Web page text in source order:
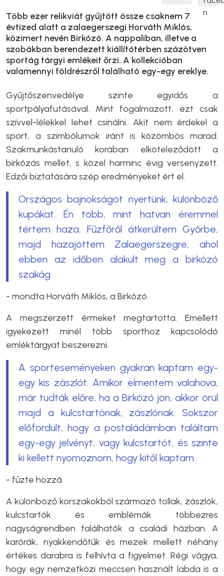
Több ezer relikviát gyűjtött össze csaknem 7
évtized alatt a zalaegerszegi Horváth Miklós,
közimert nevén Birkózó. A nappaliban, illetve a
szobákban berendezett kiállítótérben százötven
sportág tárgyi emlékeit őrzi. A kollekcióban
valamennyi földrészről található egy-egy ereklye.
Gyűjtőszenvedélye szinte egyidős a
sportpályafutásával. Mint fogalmazott, ezt csak
szívvel-lélekkel lehet csinálni. Akit nem érdekel a
sport, a szimbólumok iránt is közömbös marad.
Szakmunkástanuló korában elköteleződött a
birkózás mellet, s közel harminc évig versenyzett.
Edzői biztatására szép eredményeket ért el.
Országos bajnokságot nyertünk, különböző
kupákat. Én több, mint hatvan éremmel
tértem haza. Fűzfőről átkerültem Győrbe,
majd hazajöttem Zalaegerszegre, ahol
ebben az időben alakult meg a birkózó
szakág
- mondta Horváth Miklós, a Birkózó.
A megszerzett érmeket megtartotta. Emellett
igyekezett minél több sporthoz kapcsolódó
emléktárgyat beszerezni.
A sporteseményeken gyakran kaptam egy-
egy kis zászlót. Amikor elmentem valahova,
már tudták előre, ha a Birkózó jön, akkor örül
majd a kulcstartónak, zászlónak. Sokszor
előfordult, hogy a postaládámban találtam
egy-egy jelvényt, vagy kulcstartót, és szinte
ki kellett nyomoznom, hogy kitől kaptam
- fűzte hozzá.
A különböző korszakokból származó tollak, zászlók,
kulcstartók és emblémák többezres
nagyságrendben találhatók a családi házban. A
karórák, nyakkendőtűk és mezek mellett néhány
értékes darabra is felhívta a figyelmet. Régi vágya,
hogy egy nemzetközi meccsen használt labda is a